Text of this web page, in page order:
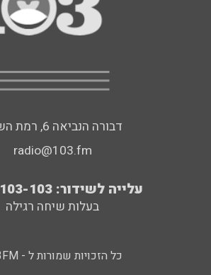
דבורה הנביאה 6, רמת השרון
radio@103.fm
עלייה לשידור: 0552-103-103
בעלות שיחה רגילה
כל הזכויות שמורות ל - 103FM